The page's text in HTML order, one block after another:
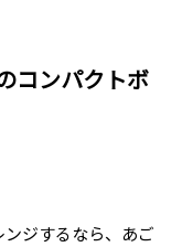
コンパクトボ
ジするなら、あご